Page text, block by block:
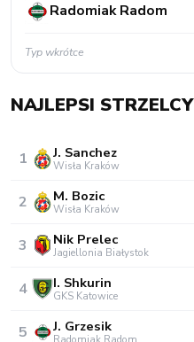
Radomiak Radom
Typ wkrótce
NAJLEPSI STRZELCY
1 J. Sanchez
Wisła Kraków
2 M. Bozic
Wisła Kraków
3 Nik Prelec
Jagiellonia Białystok
4 I. Shkurin
GKS Katowice
5 J. Grzesik
Radomiak Radom